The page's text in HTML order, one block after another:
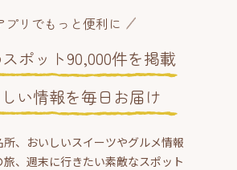
プリでもっと便利に
ポット90,000件を掲載
い情報を毎日お届け
、おいしいスイーツやグルメ情報
、週末に行きたい素敵なスポット